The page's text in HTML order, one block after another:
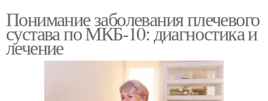
Понимание заболевания плечевого
сустава по МКБ-10: диагностика и
лечение